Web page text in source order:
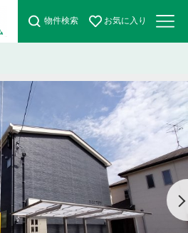
物件検索 お気に入り